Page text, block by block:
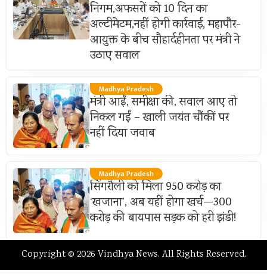
निगम,अफसरों को 10 दिन का
अल्टीमेटम,नहीं होगी कार्रवाई, महापौर-
आयुक्त के बीच सौहार्दहीनता पर मंत्री ने
उठाए सवाल
Madhya Pradesh
मंत्री आईं, समीक्षा की, सवाल आए तो
निकल गईं – खाली जयंत चौंकीं पर
नहीं दिया जवाब
Madhya Pradesh
सिंगरौली को मिला 950 करोड़ का
‘खजाना’, अब यहीं होगा खर्च—300
करोड़ की बायपास सड़क को हरी झंडी!
Copyright © 2026 Vindhya News. All Rights Reserved.